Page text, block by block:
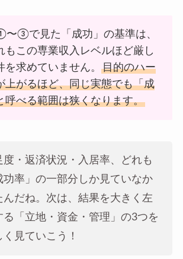
③で見た「成功」の基準は、
もこの専業収入レベルほど厳し
を求めていません。目的のハー
上がるほど、同じ実態でも「成
呼べる範囲は狭くなります。
度・返済状況・入居率、どれも
功率」の一部分しか見ていなか
んだね。次は、結果を大きく左
る「立地・資金・管理」の3つを
く見ていこう！